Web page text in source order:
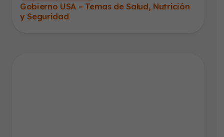
Gobierno USA – Temas de Salud, Nutrición
y Seguridad